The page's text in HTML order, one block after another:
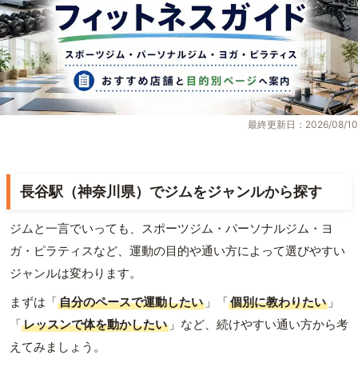
最終更新日：2026/08/10
長谷駅（神奈川県）でジムをジャンルから探す
ジムと一言でいっても、スポーツジム・パーソナルジム・ヨ
ガ・ピラティスなど、運動の目的や通い方によって選びやすい
ジャンルは変わります。
まずは「自分のペースで運動したい 」「個別に教わりたい 」
「レッスンで体を動かしたい 」など、続けやすい通い方から考
えてみましょう。